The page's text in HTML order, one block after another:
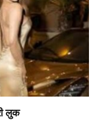
लुक